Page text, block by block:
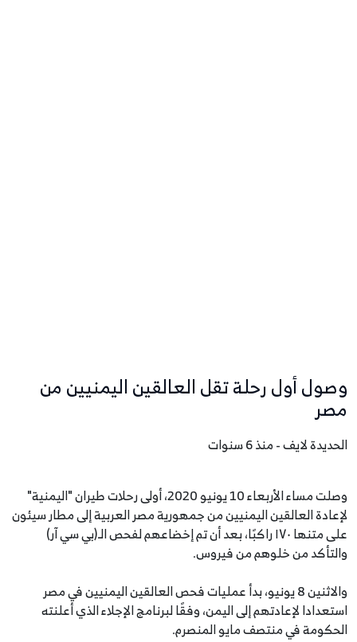
وصول أول رحلة تقل العالقين اليمنيين من
مصر
الحديدة لايف - منذ 6 سنوات
وصلت مساء الأربعاء 10 يونيو 2020، أولى رحلات طيران "اليمنية"
لإعادة العالقين اليمنيين من جمهورية مصر العربية إلى مطار سيئون
على متنها ١٧٠ راكبًا، بعد أن تم إخضاعهم لفحص الـ(بي سي آر)
والتأكد من خلوهم من فيروس.
والاثنين 8 يونيو، بدأ عمليات فحص العالقين اليمنيين في مصر
استعدادا لإعادتهم إلى اليمن، وفقًا لبرنامج الإجلاء الذي أعلنته
الحكومة في منتصف مايو المنصرم.